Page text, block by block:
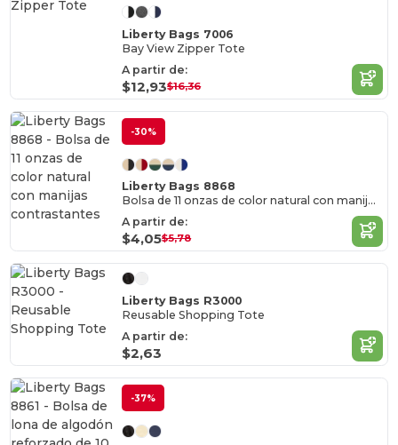
Liberty Bags 7006
Bay View Zipper Tote
A partir de:
$12,93$16,36
-30%
Liberty Bags 8868
Bolsa de 11 onzas de color natural con manijas contrastantes
A partir de:
$4,05$5,78
Liberty Bags R3000
Reusable Shopping Tote
A partir de:
$2,63
-37%